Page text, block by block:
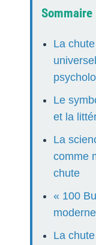
Sommaire
La
Le
et la
La
comme
chute
« 100
La